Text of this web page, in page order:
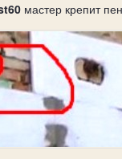
мастер крепит